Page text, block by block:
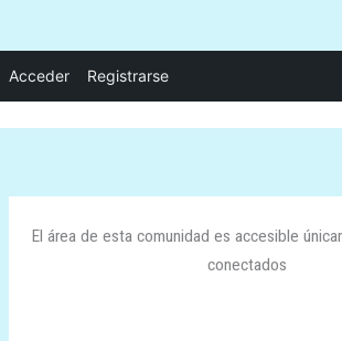
Acceder Registrarse
El área de esta comunidad es accesible
conectados